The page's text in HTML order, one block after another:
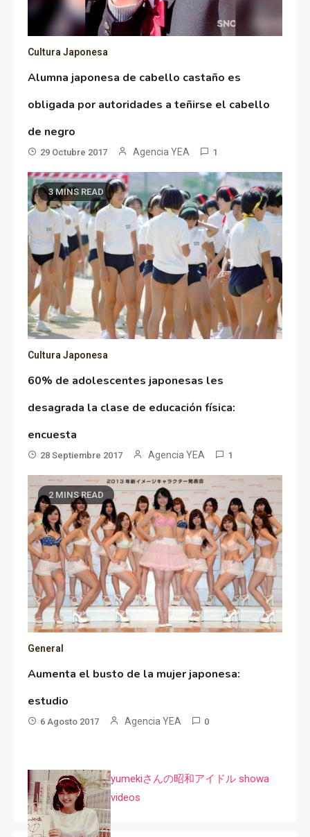
Cultura Japonesa
Alumna japonesa de cabello castaño es
obligada por autoridades a teñirse el cabello
de negro
29 Octubre 2017 Agencia YEA 1
3 MINS READ
Cultura Japonesa
60% de adolescentes japonesas les
desagrada la clase de educación física:
encuesta
28 Septiembre 2017 Agencia YEA 1
2 MINS READ
General
Aumenta el busto de la mujer japonesa:
estudio
6 Agosto 2017 Agencia YEA 0
yumekiさんの昭和アイドル showa
videos